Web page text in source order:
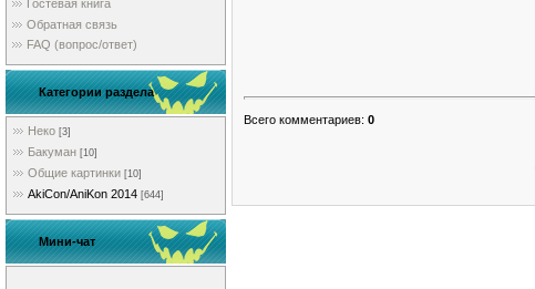
Гостевая книга
Обратная связь
FAQ (вопрос/ответ)
Категории раздела
Неко [3]
Бакуман [10]
Общие картинки [10]
AkiCon/AniKon 2014 [644]
Мини-чат
Всего комментариев: 0